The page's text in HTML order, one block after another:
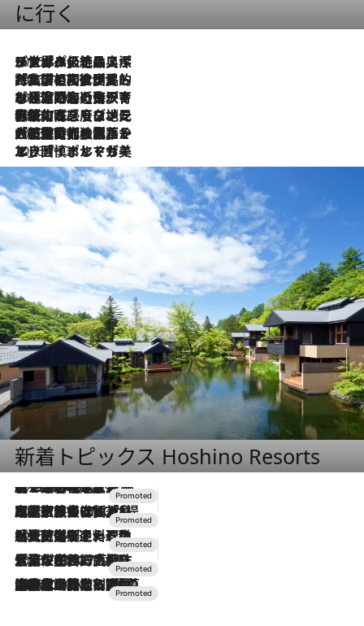
に行く
2026.8.8
リスボンの絶品スイーツ「パステル・デ・ナタ」とは？ポルトガル伝統の奥深い世界へ
2026.7.27
「私の祖国はポルトガル語です」国民的詩人フェルナンド・ペソアと、彼が愛した文学の街を歩く
2026.7.26
ポルトガル近海が育む極上の海の幸。キリリと冷えた白ワインと愉しむ、シーフード専門店の贅沢
2026.7.22
伝統の味をモダンに昇華。高感度な地元客が集う、リスボンの最旬ガストロノミー
2026.7.21
大航海時代の栄華から、震災、独裁、そして革命へ。ポルトガル・首都リスボンの石畳に刻まれた「歴史の光と影」
2026.7.13
エッセイ・ヤマザキマリ「慎ましくも美しき国 ポルトガル」
新着トピックス Hoshino Resorts
2026.8.7
【トンボの足水浴】ヒノキの香りに包まれて涼感マックス！約13℃の湧水かけ流しを避暑地「星野温泉 トンボの湯」で体験
2026.7.31
【ホテル帰省】という選択肢をOMOが提案。家族とほどよい距離を保つには「昼は実家、夜は気兼ねなくホテルで！」
2026.7.24
【夏限定ディナーコース】旬を迎える稚鮎や花ズッキーニなどをイタリア・トスカーナの郷土料理の手法で満喫！
2026.7.17
「土佐和ハーブかき氷」がOMO7高知に登場！生姜、山椒、大葉など目にも舌にも涼を呼ぶ郷土の味
2026.7.10
NEW OPEN！【界 草津】名湯の地に誕生。趣の異なる2種の温泉と上州ならではの会席・蕎麦割烹など美食を味わう究極の癒やし旅